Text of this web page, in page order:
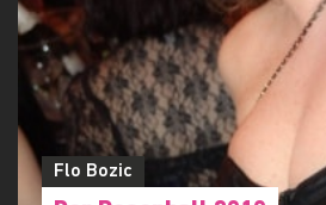
Flo Bozic